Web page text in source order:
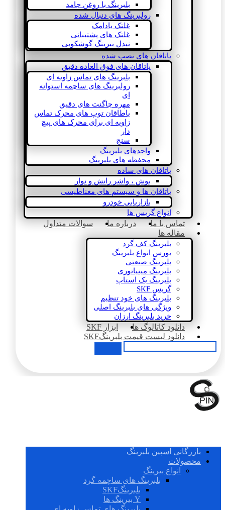
بلبرینگ با روغن جامد
رولبرینگ های دنبال شده
غلتک بادامک
غلتک های پشتیبانی
نیدل بیرینگ گوشکوبی
یاتاقان های نصب شده
یاتاقان های فوق العاده دقیق
بلبرینگ های تماس زاویه ای
رولبرینگ های ساچمه استوانه
ای
مهره چاگنت های دقیق
یاطاقان توپ های محرک تماس
زاویه ای برای محرک های پیچ
دار
سنج
واحدهای بلبرینگ
محفظه های بلبرینگ
یاتاقان های ساده
بوش ، واشر رانش و نوار
یاتاقان ها و سیستم های مغناطیسی
بازاریابی خودرو
انواع گریس ها
تماس با ما درباره ما
سوالات متداول
مقاله ها
بلبرینگ کف گرد
بورس انواع بلبرینگ
بلبرینگ صنعتی
بلبرینگ مینیاتوری
بلبرینگ بک استاپ
گریس SKF
بلبرینگ های خود تنظیم
ویژگی های بلبرینگ اصلی
خرید بلبرینگ ارزان
دانلود کاتالوگ ها
ابزار SKF
دانلود لیست قیمت بلبرینگSKF
بازرگانی اسپین بلبرینگ
محصولات
انواع بیرینگ
بلبرینگ های ساچمه گرد
بلبرینگSKF
Y بیرینگ ها